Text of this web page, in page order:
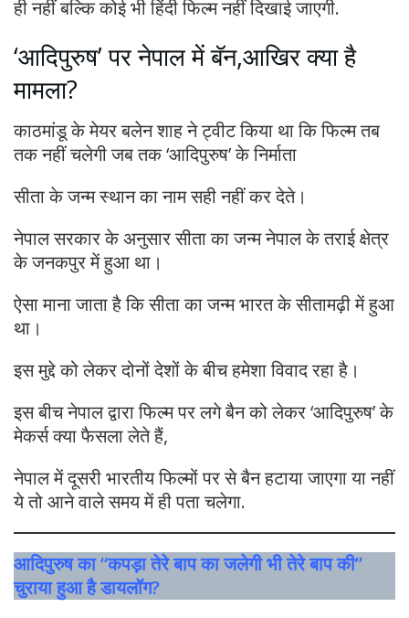
ही नहीं बल्कि कोई भी हिंदी फिल्म नहीं दिखाई जाएगी.
‘आदिपुरुष’ पर नेपाल में बॅन,आखिर क्या है
मामला?
काठमांडू के मेयर बलेन शाह ने ट्वीट किया था कि फिल्म तब
तक नहीं चलेगी जब तक ‘आदिपुरुष’ के निर्माता
सीता के जन्म स्थान का नाम सही नहीं कर देते।
नेपाल सरकार के अनुसार सीता का जन्म नेपाल के तराई क्षेत्र
के जनकपुर में हुआ था।
ऐसा माना जाता है कि सीता का जन्म भारत के सीतामढ़ी में हुआ
था।
इस मुद्दे को लेकर दोनों देशों के बीच हमेशा विवाद रहा है।
इस बीच नेपाल द्वारा फिल्म पर लगे बैन को लेकर ‘आदिपुरुष’ के
मेकर्स क्या फैसला लेते हैं,
नेपाल में दूसरी भारतीय फिल्मों पर से बैन हटाया जाएगा या नहीं
ये तो आने वाले समय में ही पता चलेगा.
आदिपुरुष का “कपड़ा तेरे बाप का जलेगी भी तेरे बाप की”
चुराया हुआ है डायलॉग?